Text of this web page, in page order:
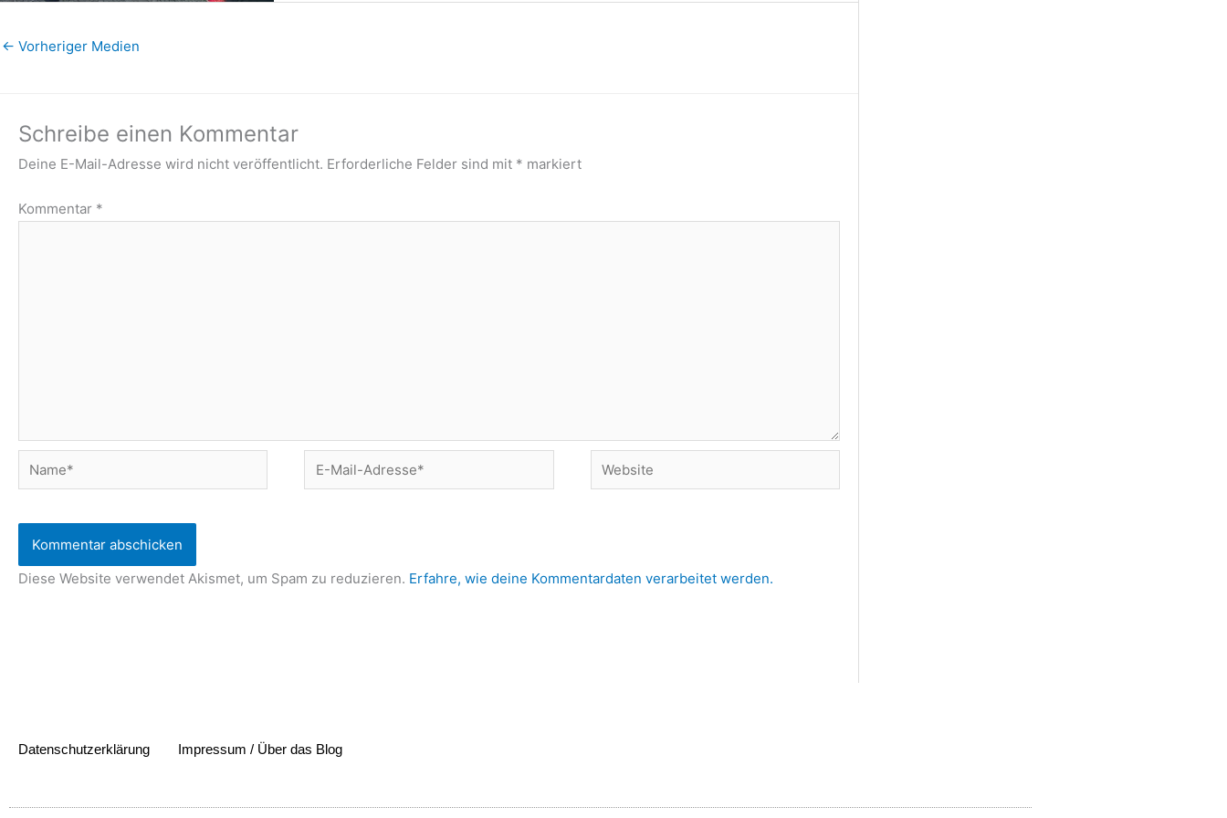
← Vorheriger Medien
Schreibe einen Kommentar
Deine E-Mail-Adresse wird nicht veröffentlicht. Erforderliche Felder sind mit * markiert
Kommentar *
Name*
E-
Mail-
Website
Diese Website verwendet Akismet, um Spam zu reduzieren. Erfahre, wie deine Kommentardaten verarbeitet werden.
Datenschutzerklärung Impressum / Über das Blog